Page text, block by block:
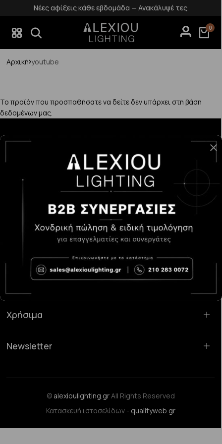
Νέες αφίξεις κάθε εβδομάδα — Ανακάλυψέ τες
0
Αρχική youtube
Το προϊόν που προσπαθήσατε να δείτε δεν υπάρχει στη βάση
δεδομένων μας.
Κατάστημα Χαλάνδρι:Σαρανταπόρου 55, 15232, Χαλάνδρι
sales@alexioulighting.gr
210 283 0072
6983123181
Χρήσιμα
Newsletter
© alexioulighting.grAll Rights Reserved
Κατασκευή ιστοσελίδων - qualityweb.gr